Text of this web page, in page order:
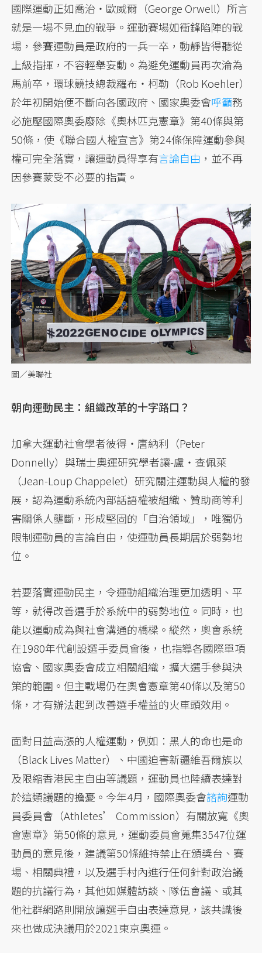
國際運動正如喬治・歐威爾（George Orwell）所言
就是一場不見血的戰爭。運動賽場如衝鋒陷陣的戰
場，參賽運動員是政府的一兵一卒，動靜皆得聽從
上級指揮，不容輕舉妄動。為避免運動員再次淪為
馬前卒，環球競技總裁羅布・柯勒（Rob Koehler）
於年初開始便不斷向各國政府、國家奧委會呼籲務
必施壓國際奧委廢除《奧林匹克憲章》第40條與第
50條，使《聯合國人權宣言》第24條保障運動參與
權可完全落實，讓運動員得享有言論自由 ，並不再
因參賽蒙受不必要的指責。
圖／美聯社
朝向運動民主：組織改革的十字路口？
加拿大運動社會學者彼得・唐納利（Peter
Donnelly）與瑞士奧運研究學者讓-盧・查佩萊
（Jean-Loup Chappelet）研究關注運動與人權的發
展，認為運動系統內部話語權被組織、贊助商等利
害關係人壟斷，形成堅固的「自治領域」，唯獨仍
限制運動員的言論自由，使運動員長期居於弱勢地
位。
若要落實運動民主，令運動組織治理更加透明、平
等，就得改善選手於系統中的弱勢地位。同時，也
能以運動成為與社會溝通的橋樑。縱然，奧會系統
在1980年代創設選手委員會後，也指導各國際單項
協會、國家奧委會成立相關組織，擴大選手參與決
策的範圍。但主戰場仍在奧會憲章第40條以及第50
條，才有辦法起到改善選手權益的火車頭效用。
面對日益高漲的人權運動，例如：黑人的命也是命
（Black Lives Matter）、中國迫害新疆維吾爾族以
及限縮香港民主自由等議題，運動員也陸續表達對
於這類議題的擔憂。今年4月，國際奧委會諮詢運動
員委員會（Athletes’ Commission）有關放寬《奧
會憲章》第50條的意見，運動委員會蒐集3547位運
動員的意見後，建議第50條維持禁止在頒獎台、賽
場、相關典禮，以及選手村內進行任何針對政治議
題的抗議行為，其他如媒體訪談、隊伍會議、或其
他社群網路則開放讓選手自由表達意見，該共識後
來也做成決議用於2021東京奧運。